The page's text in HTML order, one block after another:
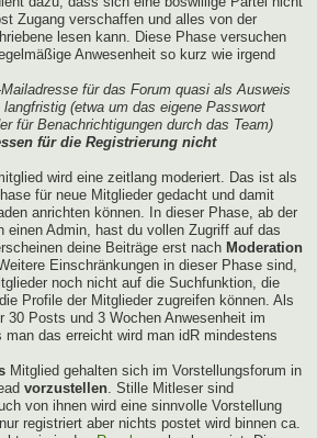
Zugang verschaffen und alles von der
lesen kann. Diese Phase versuchen
Anwesenheit so kurz wie irgend
für das Forum quasi als Ausweis
(etwa um das eigene Passwort
für Benachrichtigungen durch das Team)
für die Registrierung nicht
wird eine zeitlang moderiert. Das ist als
für neue Mitglieder gedacht und damit
anrichten können. In dieser Phase, ab der
einen Admin, hast du vollen Zugriff auf das
deine Beiträge erst nach Moderation
Einschränkungen in dieser Phase sind,
noch nicht auf die Suchfunktion, die
Profile der Mitglieder zugreifen können. Als
30 Posts und 3 Wochen Anwesenheit im
man das erreicht wird man idR mindestens
Mitglied gehalten sich im Vorstellungsforum in
vorzustellen. Stille Mitleser sind
von ihnen wird eine sinnvolle Vorstellung
registriert aber nichts postet wird binnen ca.